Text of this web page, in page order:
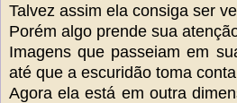
Talvez assim ela consiga ser
Porém algo prende sua
Imagens que passeiam em
até que a escuridão toma
Agora ela está em outra